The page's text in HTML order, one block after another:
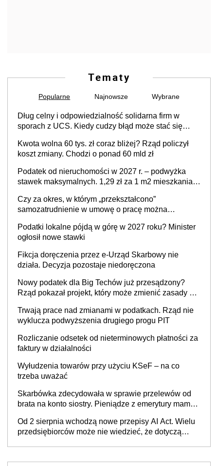
Tematy
Popularne Najnowsze Wybrane
Dług celny i odpowiedzialność solidarna firm w
sporach z UCS. Kiedy cudzy błąd może stać się
Kwota wolna 60 tys. zł coraz bliżej? Rząd policzył
koszt zmiany. Chodzi o ponad 60 mld zł
Podatek od nieruchomości w 2027 r. – podwyżka
stawek maksymalnych. 1,29 zł za 1 m2 mieszkania,
prowadzeniem działalności gospodarczej
Czy za okres, w którym „przekształcono”
samozatrudnienie w umowę o pracę można
cywilnoprawnej jedynym racjonalnym wyjściem
Podatki lokalne pójdą w górę w 2027 roku? Minister
ogłosił nowe stawki
Fikcja doręczenia przez e-Urząd Skarbowy nie
działa. Decyzja pozostaje niedoręczona
Nowy podatek dla Big Techów już przesądzony?
Rząd pokazał projekt, który może zmienić zasady gry
Trwają prace nad zmianami w podatkach. Rząd nie
wyklucza podwyższenia drugiego progu PIT
Rozliczanie odsetek od nieterminowych płatności za
faktury w działalności
Wyłudzenia towarów przy użyciu KSeF – na co
trzeba uważać
Skarbówka zdecydowała w sprawie przelewów od
brata na konto siostry. Pieniądze z emerytury mamy
będzie
Od 2 sierpnia wchodzą nowe przepisy AI Act. Wielu
przedsiębiorców może nie wiedzieć, że dotyczą